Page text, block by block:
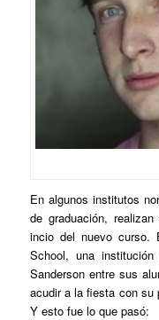
En algunos institutos
de graduación,
incio del nuevo curso.
School, una
Sanderson entre sus
acudir a la fiesta con su
Y esto fue lo que pasó: